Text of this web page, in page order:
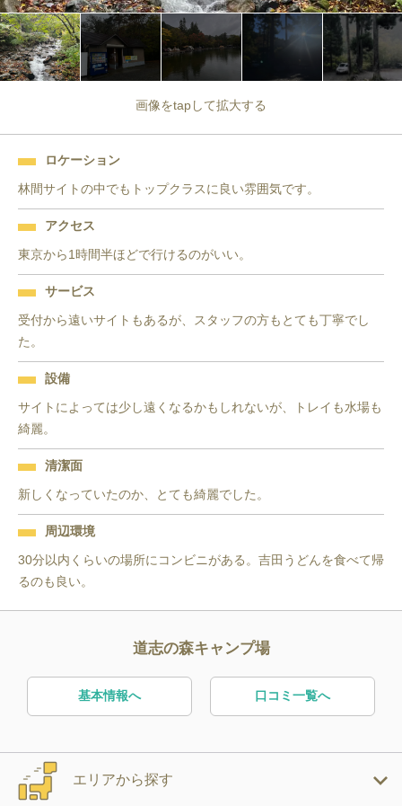
画像をtapして拡大する
ロケーション
林間サイトの中でもトップクラスに良い雰囲気です。
アクセス
東京から1時間半ほどで行けるのがいい。
サービス
受付から遠いサイトもあるが、スタッフの方もとても丁寧でし
た。
設備
サイトによっては少し遠くなるかもしれないが、トレイも水場も
綺麗。
清潔面
新しくなっていたのか、とても綺麗でした。
周辺環境
30分以内くらいの場所にコンビニがある。吉田うどんを食べて帰
るのも良い。
道志の森キャンプ場
基本情報へ 口コミ一覧へ
エリアから探す